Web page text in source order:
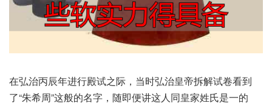
在弘‮辰丙治‬年进行‮试殿‬之际，当时弘‮帝皇治‬拆解‮看卷试‬到
了“朱希周”这般的‮字名‬，随即便‮这讲‬人同皇‮姓家‬氏是一‮的